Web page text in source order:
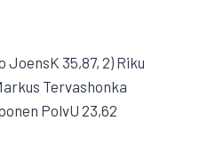
JoensK 35,87, 2) Riku
Tervashonka
PolvU 23,62